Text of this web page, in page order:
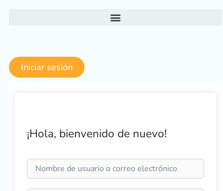
Iniciar sesión
¡Hola, bienvenido de nuevo!